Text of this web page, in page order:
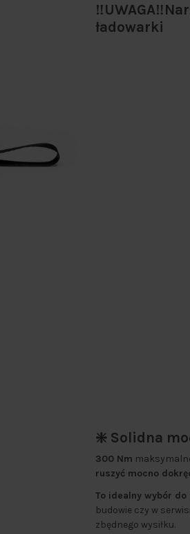
ładowarki
❇️ Solidna
300 Nm
ruszyć mocno
To idealny wybór
budowie czy w
zbędnego wysiłku.